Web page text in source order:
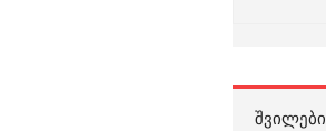
ᲨᲕᲘᲚᲔᲑᲘ